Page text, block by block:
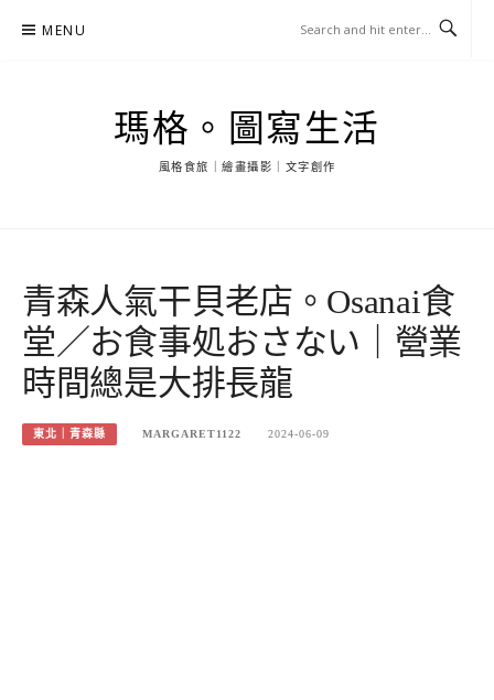
MENU
瑪格。圖寫生活
風格食旅｜繪畫攝影｜文字創作
青森人氣干貝老店。Osanai食
堂／お食事処おさない｜營業
時間總是大排長龍
東北｜青森縣 MARGARET1122 2024-06-09